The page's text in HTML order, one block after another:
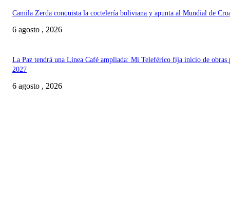
Camila Zerda conquista la coctelería boliviana y apunta al Mundial de
6 agosto , 2026
La Paz tendrá una Línea Café ampliada: Mi Teleférico fija inicio de obras
2027
6 agosto , 2026